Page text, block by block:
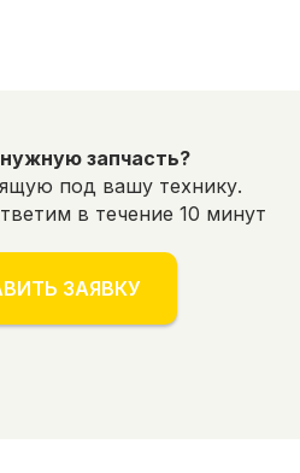
запчасть?
под вашу технику.
в течение 10 минут
ЗАЯВКУ